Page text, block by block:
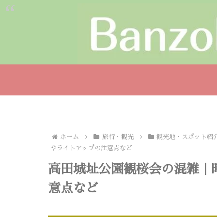
ホーム 旅行・観光
観光地・スポット紹
やライトアップの注意点など
高田城址公園観桜会の混雑
意点など